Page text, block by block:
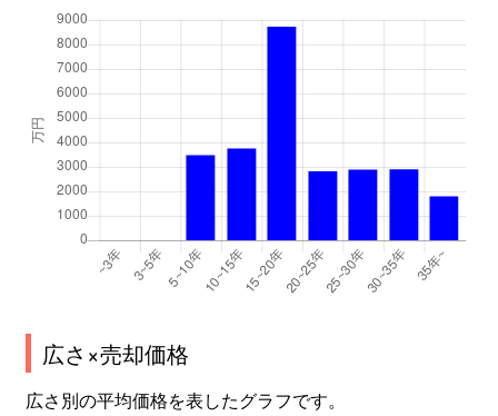
広さ×売却価格
広さ別の平均価格を表したグラフです。